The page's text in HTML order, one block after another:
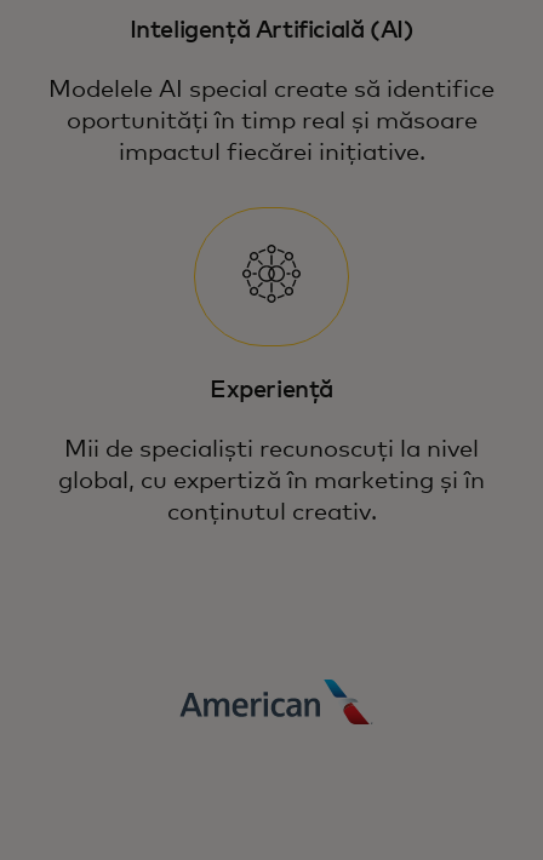
Stimulează creșterea într-un peisaj digital
complex prin precizie, relevanță și
Inteligență Artificială (AI)
Modelele AI special create să identifice
oportunități în timp real și măsoare
impactul fiecărei inițiative.
Experiență
Mii de specialiști recunoscuți la nivel
global, cu expertiză în marketing și în
conținutul creativ.